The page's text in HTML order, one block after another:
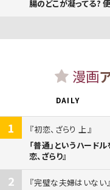
腸のどこが凝ってる?
漫画
DAILY
1
初恋、ざらり 上
「普通」というハード
恋、ざらり』
2
完璧な夫婦はいない